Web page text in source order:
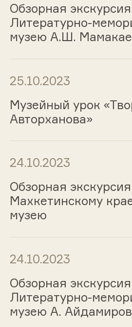
Обзорная
Литературно-
музею А.Ш.
25.10.2023
Музейный урок
Авторханова»
24.10.2023
Обзорная
Махкетинскому
музею
24.10.2023
Обзорная
Литературно-
музею А.